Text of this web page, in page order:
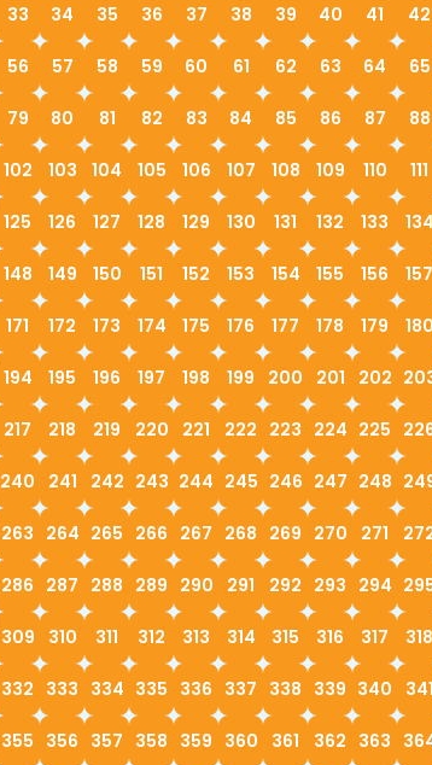
33 34 35 36 37 38 39 40 41 42
56 57 58 59 60 61 62 63 64 65
79 80 81 82 83 84 85 86 87 88
102 103 104 105 106 107 108 109 110 111
125 126 127 128 129 130 131 132 133 134
148 149 150 151 152 153 154 155 156 157
171 172 173 174 175 176 177 178 179 180
194 195 196 197 198 199 200 201 202
217 218 219 220 221 222 223 224 225
240 241 242 243 244 245 246 247 248
263 264 265 266 267 268 269 270 271
286 287 288 289 290 291 292 293 294
309 310 311 312 313 314 315 316 317 318
332 333 334 335 336 337 338 339 340 341
355 356 357 358 359 360 361 362 363